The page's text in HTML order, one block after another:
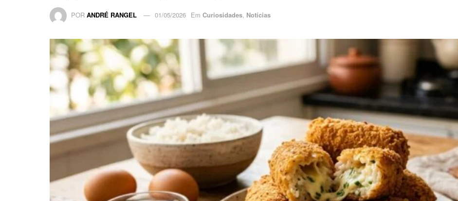
POR ANDRÉ RANGEL 01/05/2026 Em Curiosidades, Notícias